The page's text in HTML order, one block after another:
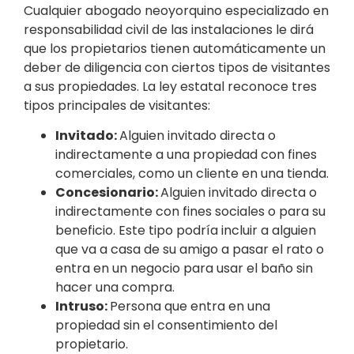
Cualquier abogado neoyorquino especializado en
responsabilidad civil de las instalaciones le dirá
que los propietarios tienen automáticamente un
deber de diligencia con ciertos tipos de visitantes
a sus propiedades. La ley estatal reconoce tres
tipos principales de visitantes:
Invitado:Alguien invitado directa o
indirectamente a una propiedad con fines
comerciales, como un cliente en una tienda.
Concesionario:Alguien invitado directa o
indirectamente con fines sociales o para su
beneficio. Este tipo podría incluir a alguien
que va a casa de su amigo a pasar el rato o
entra en un negocio para usar el baño sin
hacer una compra.
Intruso:Persona que entra en una
propiedad sin el consentimiento del
propietario.